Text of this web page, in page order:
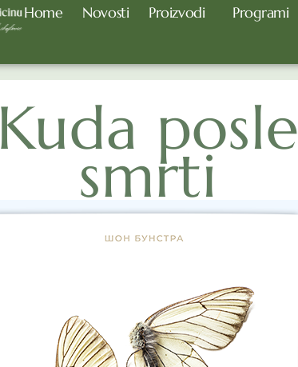
Home Novosti Proizvodi Programi
Kuda posle
smrti